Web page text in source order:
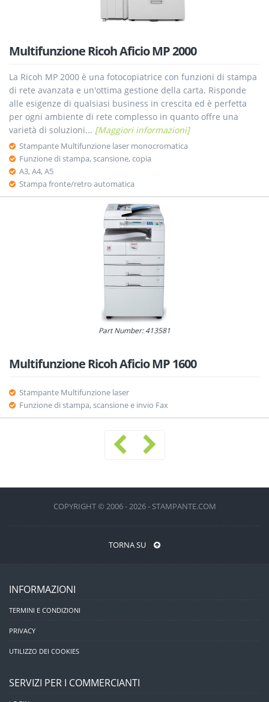
Multifunzione Ricoh Aficio MP 2000
La Ricoh MP 2000 è una fotocopiatrice con funzioni di stampa
di rete avanzata e un'ottima gestione della carta. Risponde
alle esigenze di qualsiasi business in crescita ed è perfetta
per ogni ambiente di rete complesso in quanto offre una
varietà di soluzioni... [Maggiori informazioni]
Stampante Multifunzione laser monocromatica
Funzione di stampa, scansione, copia
A3, A4, A5
Stampa fronte/retro automatica
Part Number: 413581
Multifunzione Ricoh Aficio MP 1600
Stampante Multifunzione laser
Funzione di stampa, scansione e invio Fax
COPYRIGHT © 2006 - 2026 - STAMPANTE.COM
TORNA SU
INFORMAZIONI
TERMINI E CONDIZIONI
PRIVACY
UTILIZZO DEI COOKIES
SERVIZI PER I COMMERCIANTI